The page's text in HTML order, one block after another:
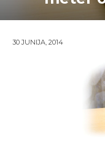
30 JUNIJA, 2014